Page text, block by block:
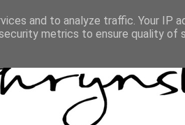
and to analyze traffic. Your IP
metrics to ensure quality of